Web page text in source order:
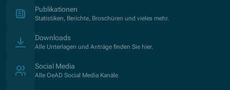
Publikationen
Statistiken, Berichte, Broschüren und vieles mehr.
Downloads
Alle Unterlagen und Anträge finden Sie hier.
Social Media
Alle OeAD Social Media Kanäle.